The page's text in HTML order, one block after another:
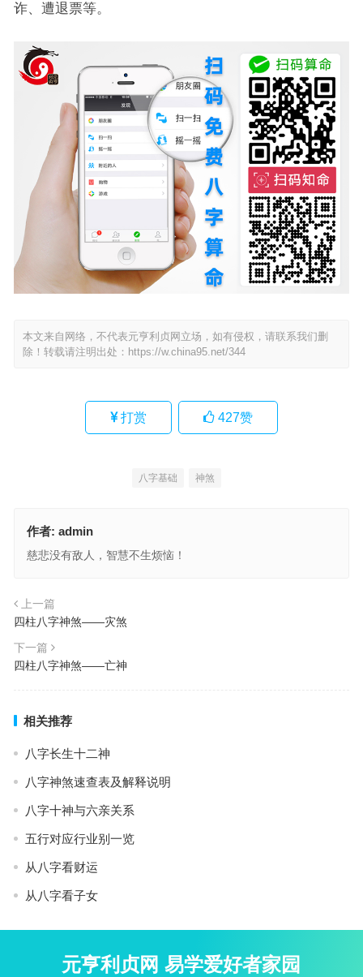
诈、遭退票等。
本文来自网络，不代表元亨利贞网立场，如有侵权，请联系我们删
除！转载请注明出处： https://w.china95.net/344
打赏 427赞
八字基础 神煞
作者: admin
慈悲没有敌人，智慧不生烦恼！
上一篇
四柱八字神煞——灾煞
下一篇
四柱八字神煞——亡神
相关推荐
八字长生十二神
八字神煞速查表及解释说明
八字十神与六亲关系
五行对应行业别一览
从八字看财运
从八字看子女
元亨利贞网 易学爱好者家园